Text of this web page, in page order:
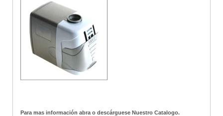
Para mas información abra o descárguese Nuestro Catalogo.